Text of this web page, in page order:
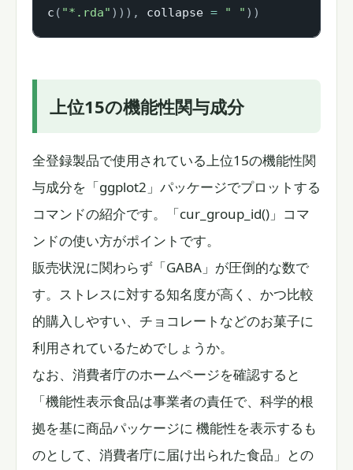
c ( "*.rda" ) ) ) , collapse = " " ) )
上位15の機能性関与成分
全登録製品で使用されている上位15の機能性関
与成分を「ggplot2」パッケージでプロットする
コマンドの紹介です。「cur_group_id()」コマ
ンドの使い方がポイントです。
販売状況に関わらず「GABA」が圧倒的な数で
す。ストレスに対する知名度が高く、かつ比較
的購入しやすい、チョコレートなどのお菓子に
利用されているためでしょうか。
なお、消費者庁のホームページを確認すると
「機能性表示食品は事業者の責任で、科学的根
拠を基に商品パッケージに 機能性を表示するも
のとして、消費者庁に届け出られた食品」との